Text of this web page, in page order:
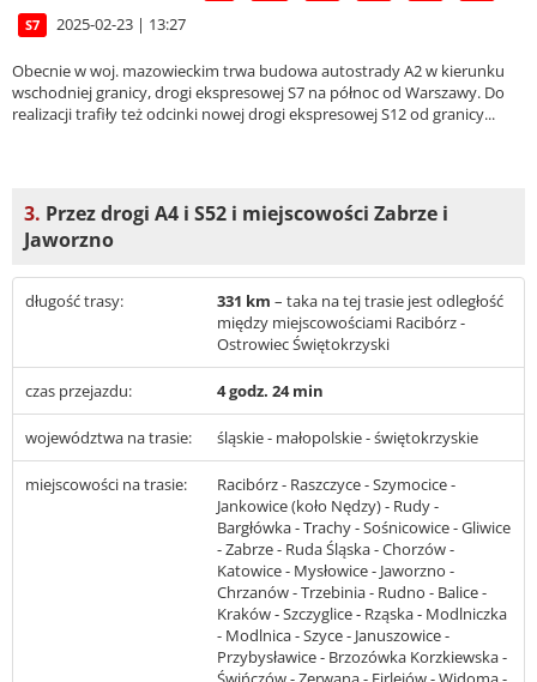
S7 2025-02-23 | 13:27
Obecnie w woj. mazowieckim trwa budowa autostrady A2 w kierunku
wschodniej granicy, drogi ekspresowej S7 na północ od Warszawy. Do
realizacji trafiły też odcinki nowej drogi ekspresowej S12 od granicy...
3. Przez drogi A4 i S52 i miejscowości Zabrze i
Jaworzno
długość trasy: 331 km – taka na tej trasie jest odległość
między miejscowościami Racibórz -
Ostrowiec Świętokrzyski
czas przejazdu: 4 godz. 24 min
województwa na trasie: śląskie - małopolskie - świętokrzyskie
miejscowości na trasie:
Racibórz - Raszczyce - Szymocice -
Jankowice (koło Nędzy) - Rudy -
Bargłówka - Trachy - Sośnicowice - Gliwice
- Zabrze - Ruda Śląska - Chorzów -
Katowice - Mysłowice - Jaworzno -
Chrzanów - Trzebinia - Rudno - Balice -
Kraków - Szczyglice - Rząska - Modlniczka
- Modlnica - Szyce - Januszowice -
Przybysławice - Brzozówka Korzkiewska -